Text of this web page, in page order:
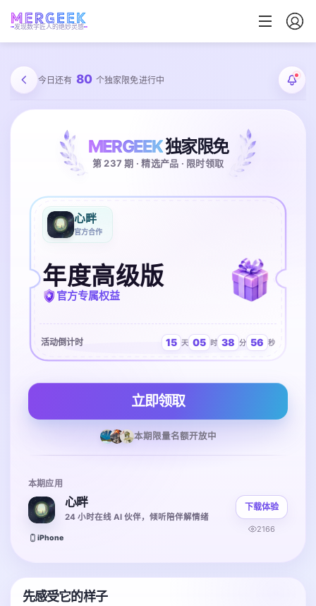
发现数字匠人的绝妙灵感
今日还有 80 个独家限免进行中
MERGEEK独家限免
第 237 期 · 精选产品 · 限时领取
心畔
官方合作
年度高级版
官方专属权益
活动倒计时 15 天 05 时 38 分 56 秒
立即领取
本期限量名额开放中
本期应用
心畔
24 小时在线 AI 伙伴，倾听陪伴解情绪
iPhone
下载体验
2166
先感受它的样子